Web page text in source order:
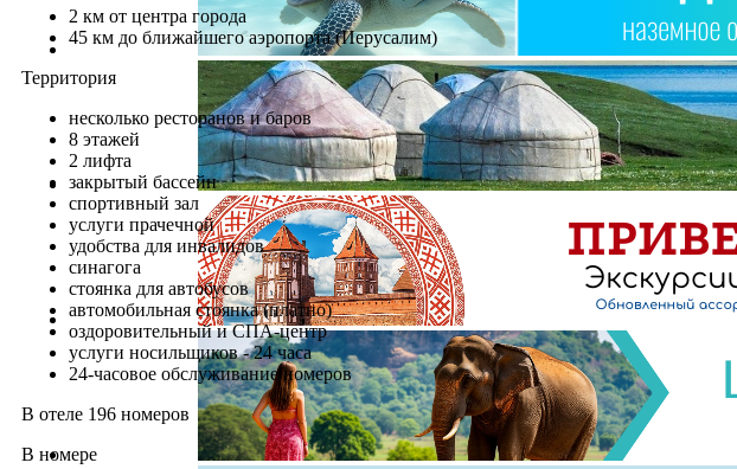
2 км от центра города
45 км до ближайшего аэропорта (Иерусалим)
Территория
несколько ресторанов и баров
8 этажей
2 лифта
закрытый бассейн
спортивный зал
услуги прачечной
удобства для инвалидов
синагога
стоянка для автобусов
автомобильная стоянка (платно)
оздоровительный и СПА-центр
услуги носильщиков - 24 часа
24-часовое обслуживание номеров
В отеле 196 номеров
В номере